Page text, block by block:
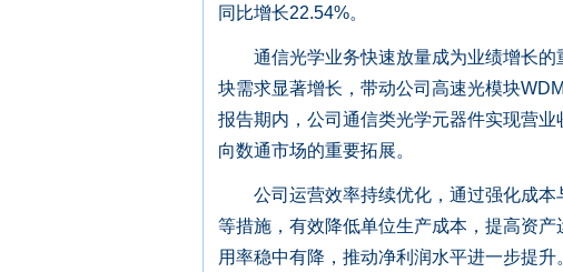
同比增长22.54%。
通信光学业务快速放量成为业绩增长的
块需求显著增长，带动公司高速光模块
报告期内，公司通信类光学元器件实现营
向数通市场的重要拓展。
公司运营效率持续优化，通过强化成本
等措施，有效降低单位生产成本，提高资
用率稳中有降，推动净利润水平进一步提升